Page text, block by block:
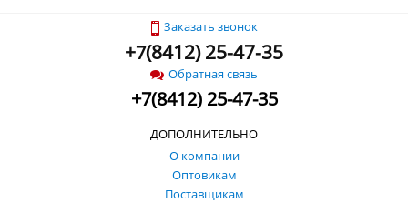
Заказать звонок
+7(8412) 25-47-35
Обратная связь
+7(8412) 25-47-35
ДОПОЛНИТЕЛЬНО
О компании
Оптовикам
Поставщикам